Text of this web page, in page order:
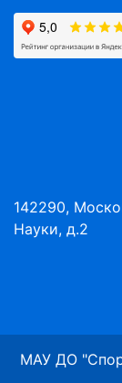
142290,
Науки, д.2
МАУ ДО